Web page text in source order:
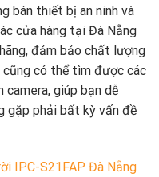
bán thiết bị an ninh và
cửa hàng tại Đà Nẵng
đảm bảo chất lượng
cũng có thể tìm được các
giúp bạn dễ
gặp phải bất kỳ vấn đề
IPC-S21FAP Đà Nẵng